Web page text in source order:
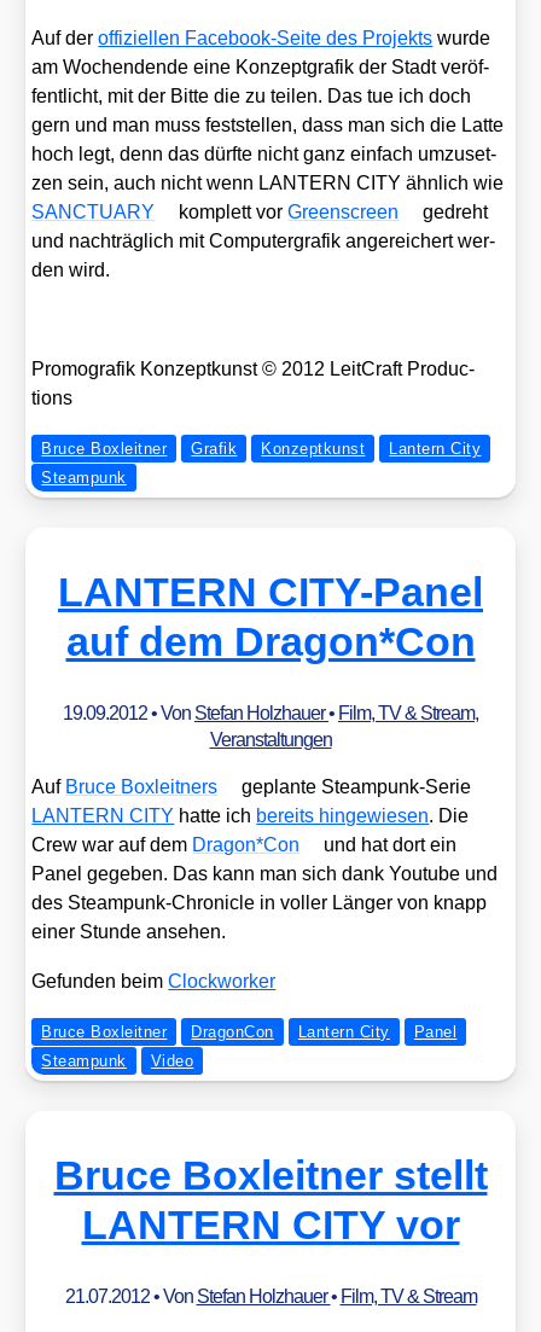
Auf deroffi­zi­el­len Face­book-Sei­te des Pro­jekts wur­de
am Wochen­den­de eine Kon­zept­gra­fik der Stadt ver­öf­
fent­licht, mit der Bit­te die zu tei­len. Das tue ich doch
gern und man muss fest­stel­len, dass man sich die Lat­te
hoch legt, denn das dürf­te nicht ganz ein­fach umzu­set­
zen sein, auch nicht wenn LANTERN CITY ähn­lich wie
SANCTUARY
kom­plett vorGreen­screen
gedreht
und nach­träg­lich mit Com­pu­ter­gra­fik ange­rei­chert wer­
den wird.
Pro­mo­gra­fik Kon­zept­kunst © 2012 Leit­Craft Pro­duc­
tions
Bruce Boxleitner Grafik Konzeptkunst
Lantern City
Steampunk
LANTERN CITY-Panel
auf dem Dragon*Con
19.09.2012• Von Stefan Holzhauer• Film, TV & Stream,
Veranstaltungen
Auf Bruce Box­leit­ners
geplan­te Steam­punk-Serie
LANTERN CITY hat­te ich bereits hin­ge­wie­sen. Die
Crew war auf dem Dragon*Con
und hat dort ein
Panel gege­ben. Das kann man sich dank You­tube und
des Steam­punk-Chro­nic­le in vol­ler Län­ger von knapp
einer Stun­de anse­hen.
Gefun­den beimClock­wor­ker
Bruce Boxleitner DragonCon Lantern City
Panel
Steampunk
Video
Bruce Boxleitner stellt
LANTERN CITY vor
21.07.2012• Von Stefan Holzhauer• Film, TV & Stream